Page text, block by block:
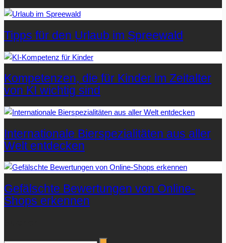
Tipps für den Urlaub im Spreewald
Kompetenzen, die für Kinder im Zeitalter
von KI wichtig sind
Internationale Bierspezialitäten aus aller
Welt entdecken
Gefälschte Bewertungen von Online-
Shops erkennen